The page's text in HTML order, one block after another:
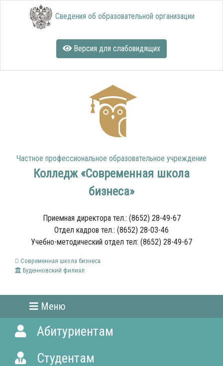
Сведения об образовательной организации
Версия для слабовидящих
Частное профессиональное образовательное учреждение
Колледж «Современная школа
бизнеса»
Приемная директора тел.: (8652) 28-49-67
Отдел кадров тел.: (8652) 28-03-46
Учебно-методический отдел тел: (8652) 28-49-67
Современная школа бизнеса
Буденновский филиал
Меню
Абитуриентам
Студентам